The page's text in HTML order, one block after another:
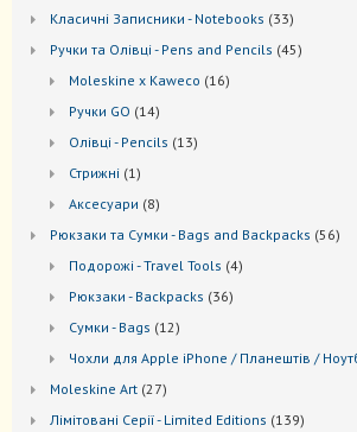
Kласичні Записники - Notebooks 3333
Ручки та Олівці - Pens and Pencils 4545
Moleskine x Kaweco 1616
Ручки GO 1414
Oлівці - Pencils 1313
Стрижні 1 1
Аксесуари 88
Рюкзаки та Cумки - Bags and Backpacks 5656
Подорожі - Travel Tools 44
Рюкзаки - Backpacks 3636
Сумки - Bags 1212
Чохли для Apple iPhone / Планештів /
Moleskine Art 2727
Лiмiтовані Серії - Limited Editions 139139